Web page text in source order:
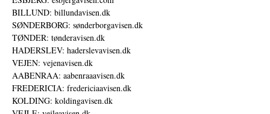
BILLUND: billundavisen.dk
SØNDERBORG: sønderborgavisen.dk
TØNDER: tønderavisen.dk
HADERSLEV: haderslevavisen.dk
VEJEN: vejenavisen.dk
AABENRAA: aabenraaavisen.dk
FREDERICIA: fredericiaavisen.dk
KOLDING: koldingavisen.dk